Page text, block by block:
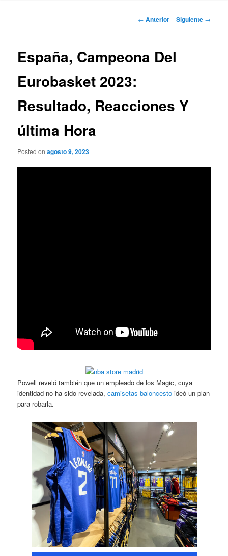
Navegación
← Anterior Siguiente →
España, Campeona Del
Eurobasket 2023:
Resultado, Reacciones Y
última Hora
Posted onagosto 9, 2023
Powell reveló también que un empleado de los Magic, cuya
identidad no ha sido revelada,camisetas baloncesto ideó un plan
para robarla.